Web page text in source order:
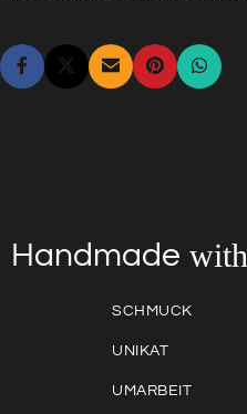
Handmade with
SCHMUCK
UNIKAT
UMARBEIT